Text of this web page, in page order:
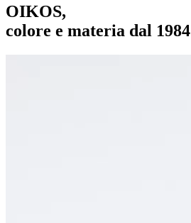
OIKOS,
colore e materia dal 1984